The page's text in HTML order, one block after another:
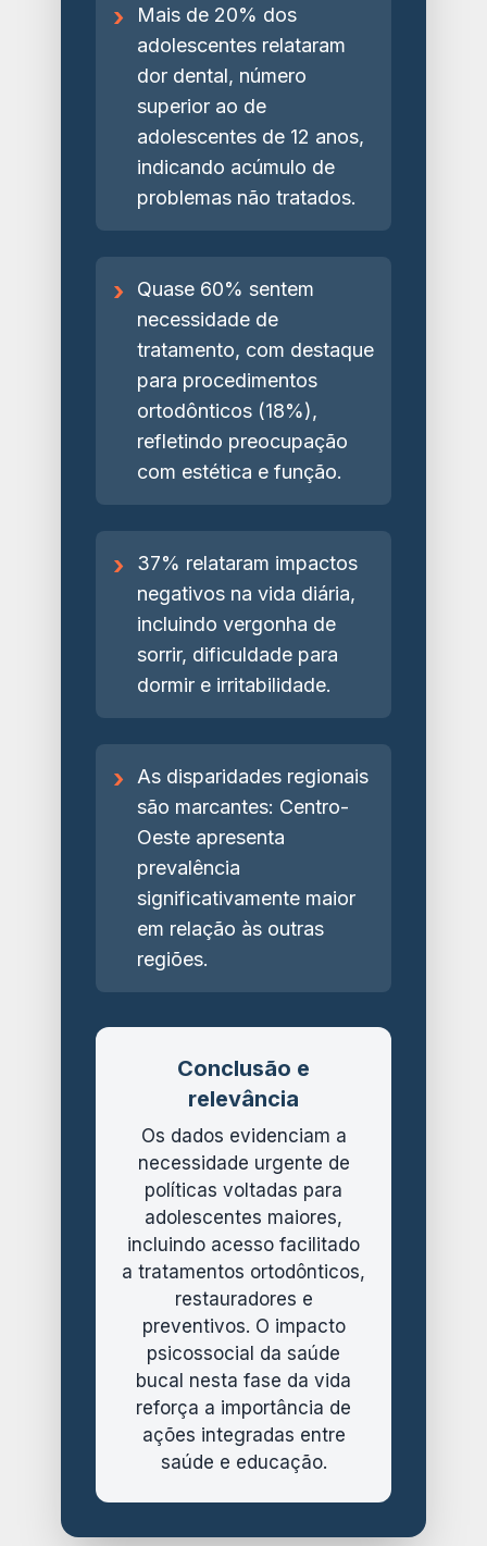
›
Mais de 20% dos
adolescentes relataram
dor dental, número
superior ao de
adolescentes de 12 anos,
indicando acúmulo de
problemas não tratados.
›
Quase 60% sentem
necessidade de
tratamento, com destaque
para procedimentos
ortodônticos (18%),
refletindo preocupação
com estética e função.
›
37% relataram impactos
negativos na vida diária,
incluindo vergonha de
sorrir, dificuldade para
dormir e irritabilidade.
›
As disparidades regionais
são marcantes: Centro-
Oeste apresenta
prevalência
significativamente maior
em relação às outras
regiões.
Conclusão e
relevância
Os dados evidenciam a
necessidade urgente de
políticas voltadas para
adolescentes maiores,
incluindo acesso facilitado
a tratamentos ortodônticos,
restauradores e
preventivos. O impacto
psicossocial da saúde
bucal nesta fase da vida
reforça a importância de
ações integradas entre
saúde e educação.